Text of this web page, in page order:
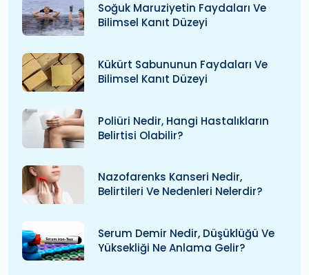
Soğuk Maruziyetin Faydaları Ve
Bilimsel Kanıt Düzeyi
Kükürt Sabununun Faydaları Ve
Bilimsel Kanıt Düzeyi
Poliüri Nedir, Hangi Hastalıkların
Belirtisi Olabilir?
Nazofarenks Kanseri Nedir,
Belirtileri Ve Nedenleri Nelerdir?
Serum Demir Nedir, Düşüklüğü Ve
Yüksekliği Ne Anlama Gelir?